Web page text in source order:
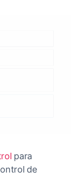
para
de